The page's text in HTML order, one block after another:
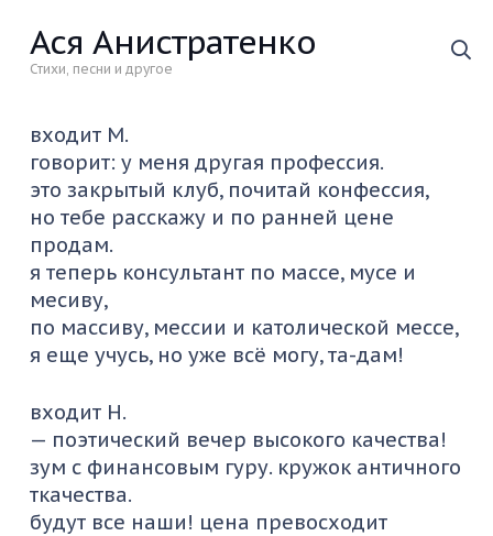
Ася Анистратенко
Стихи, песни и другое
входит М.
говорит: у меня другая профессия.
это закрытый клуб, почитай конфессия,
но тебе расскажу и по ранней цене
продам.
я теперь консультант по массе, мусе и
месиву,
по массиву, мессии и католической мессе,
я еще учусь, но уже всё могу, та-дам!
входит Н.
— поэтический вечер высокого качества!
зум с финансовым гуру. кружок античного
ткачества.
будут все наши! цена превосходит